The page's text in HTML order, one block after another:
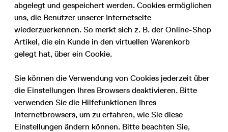
abgelegt und gespeichert werden. Cookies ermöglichen
uns, die Benutzer unserer Internetseite
wiederzuerkennen. So merkt sich z. B. der Online-Shop
Artikel, die ein Kunde in den virtuellen Warenkorb
gelegt hat, über ein Cookie.
Sie können die Verwendung von Cookies jederzeit über
die Einstellungen Ihres Browsers deaktivieren. Bitte
verwenden Sie die Hilfefunktionen Ihres
Internetbrowsers, um zu erfahren, wie Sie diese
Einstellungen ändern können. Bitte beachten Sie,